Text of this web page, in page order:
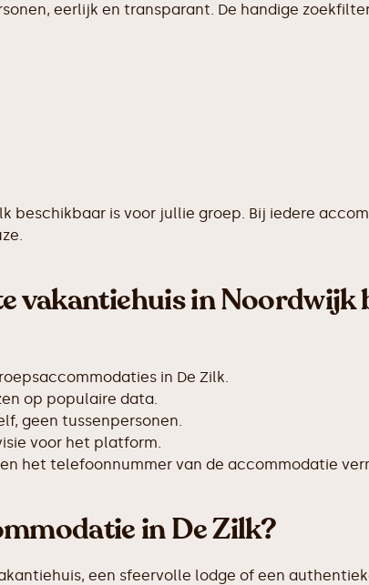
eerlijk en transparant. De handige
beschikbaar is voor jullie groep. Bij iedere
vakantiehuis in Noordwijk
in De Zilk.
op populaire data.
geen tussenpersonen.
voor het platform.
het telefoonnummer van de accommodatie
in De Zilk?
een sfeervolle lodge of een